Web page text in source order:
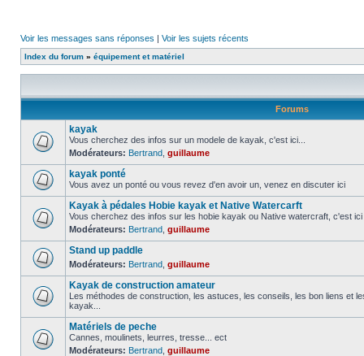
Voir les messages sans réponses | Voir les sujets récents
Index du forum » équipement et matériel
Forums
kayak
Vous cherchez des infos sur un modele de kayak, c'est ici...
Modérateurs: Bertrand guillaume
kayak ponté
Vous avez un ponté ou vous revez d'en avoir un, venez en discuter ici
Kayak à pédales Hobie kayak et Native Watercarft
Vous cherchez des infos sur les hobie kayak ou Native watercraft, c'est ici
Modérateurs: Bertrand guillaume
Stand up paddle
Modérateurs: Bertrand guillaume
Kayak de construction amateur
Les méthodes de construction, les astuces, les conseils, les bon liens et
kayak...
Matériels de peche
Cannes, moulinets, leurres, tresse... ect
Modérateurs: Bertrand guillaume